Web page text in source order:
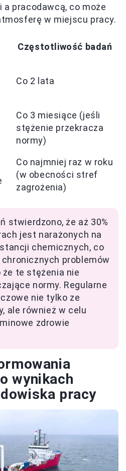
pracodawcą, co może
w miejscu pracy.
Częstotliwość badań
Co 2 lata
Co 3 miesiące (jeśli
stężenie przekracza
normy)
Co najmniej raz w roku
(w obecności stref
zagrożenia)
stwierdzono, że aż 30%
jest narażonych na
chemicznych, co
problemów
te stężenia nie
normy. Regularne
nie tylko ze
ale również w celu
zdrowie
wynikach
pracy